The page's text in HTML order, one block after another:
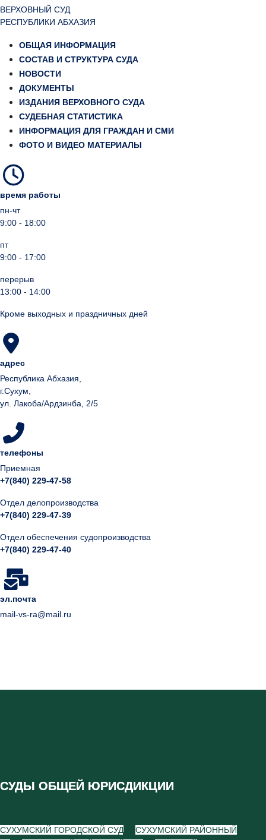
ВЕРХОВНЫЙ СУД
РЕСПУБЛИКИ АБХАЗИЯ
ОБЩАЯ ИНФОРМАЦИЯ
СОСТАВ И СТРУКТУРА СУДА
НОВОСТИ
ДОКУМЕНТЫ
ИЗДАНИЯ ВЕРХОВНОГО СУДА
СУДЕБНАЯ СТАТИСТИКА
ИНФОРМАЦИЯ ДЛЯ ГРАЖДАН И СМИ
ФОТО И ВИДЕО МАТЕРИАЛЫ
время работы
пн-чт
9:00 - 18:00
пт
9:00 - 17:00
перерыв
13:00 - 14:00
Кроме выходных и праздничных дней
адрес
Республика Абхазия,
г.Сухум,
ул. Лакоба/Ардзинба, 2/5
телефоны
Приемная
+7(840) 229-47-58
Отдел делопроизводства
+7(840) 229-47-39
Отдел обеспечения судопроизводства
+7(840) 229-47-40
эл.почта
mail-vs-ra@mail.ru
СУДЫ ОБЩЕЙ ЮРИСДИКЦИИ
СУХУМСКИЙ ГОРОДСКОЙ СУД
СУХУМСКИЙ РАЙОННЫЙ